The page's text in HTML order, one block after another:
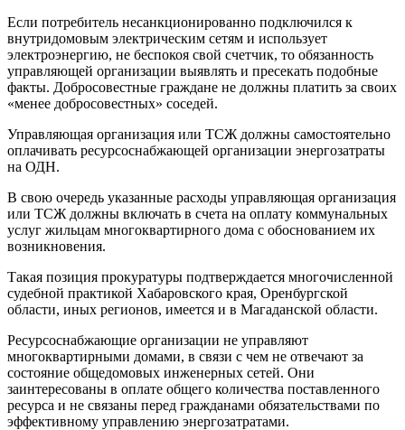
Если потребитель несанкционированно подключился к
внутридомовым электрическим сетям и использует
электроэнергию, не беспокоя свой счетчик, то обязанность
управляющей организации выявлять и пресекать подобные
факты. Добросовестные граждане не должны платить за своих
«менее добросовестных» соседей.
Управляющая организация или ТСЖ должны самостоятельно
оплачивать ресурсоснабжающей организации энергозатраты
на ОДН.
В свою очередь указанные расходы управляющая организация
или ТСЖ должны включать в счета на оплату коммунальных
услуг жильцам многоквартирного дома с обоснованием их
возникновения.
Такая позиция прокуратуры подтверждается многочисленной
судебной практикой Хабаровского края, Оренбургской
области, иных регионов, имеется и в Магаданской области.
Ресурсоснабжающие организации не управляют
многоквартирными домами, в связи с чем не отвечают за
состояние общедомовых инженерных сетей. Они
заинтересованы в оплате общего количества поставленного
ресурса и не связаны перед гражданами обязательствами по
эффективному управлению энергозатратами.